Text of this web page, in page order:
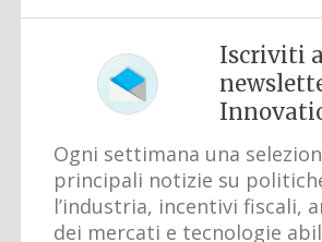
Iscriviti
Ogni settimana una
principali notizie su
l’industria, incentivi fiscali,
dei mercati e tecnologie